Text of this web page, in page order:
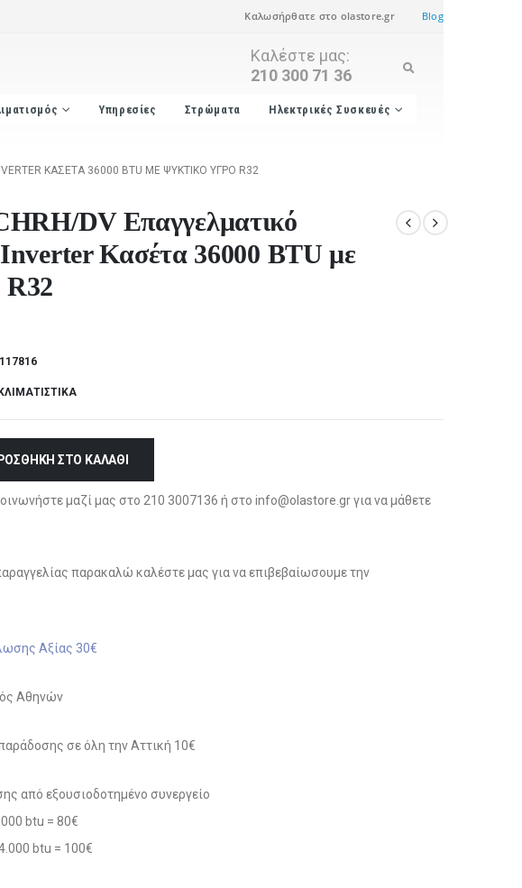
Καλωσήρθατε στο olastore.gr Blog
Καλέστε μας:
210 300 71 36
Υπηρεσίες Στρώματα Ηλεκτρικές Συσκευές
ΚΑΣΈΤΑ 36000 BTU ΜΕ ΨΥΚΤΙΚΌ ΥΓΡΌ R32
DV Επαγγελματικό
Inverter Κασέτα 36000 BTU με
R32
ΣΤΟ ΚΑΛΆΘΙ
μαζί μας στο 210 3007136 ή στο info@olastore.gr για να μάθετε
παρακαλώ καλέστε μας για να επιβεβαίωσουμε την
Αξίας 30€
Αθηνών
σε όλη την Αττική 10€
από εξουσιοδοτημένο συνεργείο
btu = 80€
btu = 100€